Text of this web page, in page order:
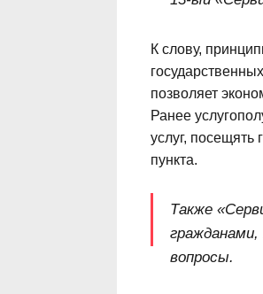
К слову,
позволяет
Ранее
услуг, посещять
пункта.
Также
вопросы.